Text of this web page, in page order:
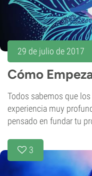
29 de julio de 2017
Cómo
Todos sabemos que
experiencia muy
pensado en fundar tu
3